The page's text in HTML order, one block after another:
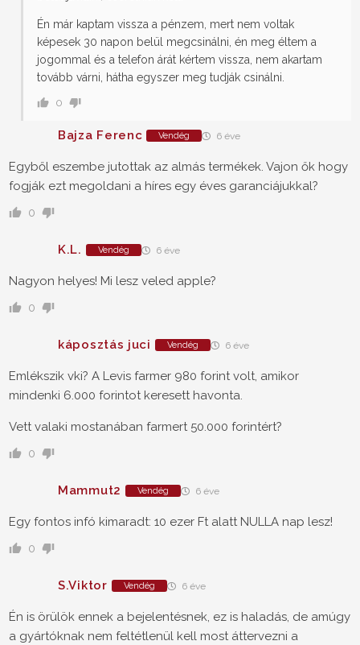
Én már kaptam vissza a pénzem, mert nem voltak
képesek 30 napon belül megcsinálni, én meg éltem a
jogommal és a telefon árát kértem vissza, nem akartam
tovább várni, hátha egyszer meg tudják csinálni.
0
Bajza Ferenc Vendég 6 éve
Egyből eszembe jutottak az almás termékek. Vajon ők hogy
fogják ezt megoldani a híres egy éves garanciájukkal?
0
K.L. Vendég 6 éve
Nagyon helyes! Mi lesz veled apple?
0
káposztás juci Vendég 6 éve
Emlékszik vki? A Levis farmer 980 forint volt, amikor
mindenki 6.000 forintot keresett havonta.
Vett valaki mostanában farmert 50.000 forintért?
0
Mammut2 Vendég 6 éve
Egy fontos infó kimaradt: 10 ezer Ft alatt NULLA nap lesz!
0
S.Viktor Vendég 6 éve
Én is örülök ennek a bejelentésnek, ez is haladás, de amúgy
a gyártóknak nem feltétlenül kell most áttervezni a